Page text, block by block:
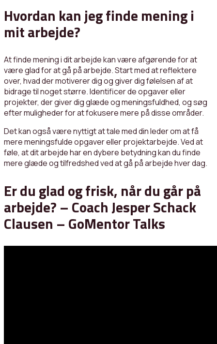
Hvordan kan jeg finde mening i
mit arbejde?
At finde mening i dit arbejde kan være afgørende for at
være glad for at gå på arbejde. Start med at reflektere
over, hvad der motiverer dig og giver dig følelsen af at
bidrage til noget større. Identificer de opgaver eller
projekter, der giver dig glæde og meningsfuldhed, og søg
efter muligheder for at fokusere mere på disse områder.
Det kan også være nyttigt at tale med din leder om at få
mere meningsfulde opgaver eller projektarbejde. Ved at
føle, at dit arbejde har en dybere betydning kan du finde
mere glæde og tilfredshed ved at gå på arbejde hver dag.
Er du glad og frisk, når du går på
arbejde? – Coach Jesper Schack
Clausen – GoMentor Talks